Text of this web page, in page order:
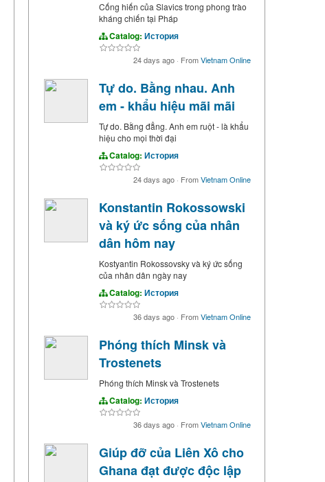
Cống hiến của Slavics trong phong trào
kháng chiến tại Pháp
Catalog: История
24 days ago · FromVietnam Online
Tự do. Bằng nhau. Anh
em - khẩu hiệu mãi mãi
Tự do. Bằng đẳng. Anh em ruột - là khẩu
hiệu cho mọi thời đại
Catalog: История
24 days ago · FromVietnam Online
Konstantin Rokossowski
và ký ức sống của nhân
dân hôm nay
Kostyantin Rokossovsky và ký ức sống
của nhân dân ngày nay
Catalog: История
36 days ago · FromVietnam Online
Phóng thích Minsk và
Trostenets
Phóng thích Minsk và Trostenets
Catalog: История
36 days ago · FromVietnam Online
Giúp đỡ của Liên Xô cho
Ghana đạt được độc lập